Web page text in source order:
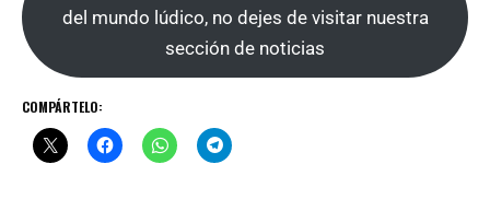
del mundo lúdico, no dejes de visitar nuestra
sección de noticias
COMPÁRTELO: